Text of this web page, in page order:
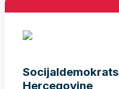
Hercegovine